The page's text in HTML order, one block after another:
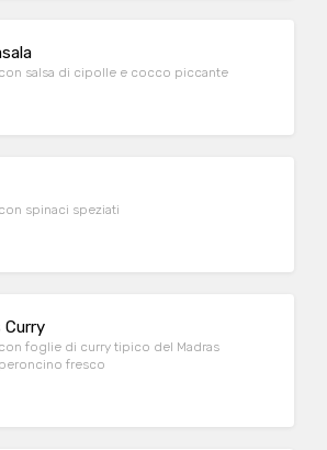
salsa di cipolle e cocco piccante
spinaci speziati
Curry
foglie di curry tipico del Madras
fresco